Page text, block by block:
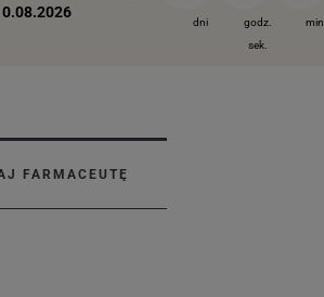
dni godz.
min
sek.
FARMACEUTĘ